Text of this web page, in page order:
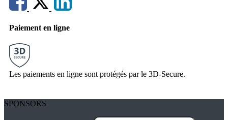
Paiement en ligne
Les paiements en ligne sont protégés par le 3D-Secure.
SPONSORS